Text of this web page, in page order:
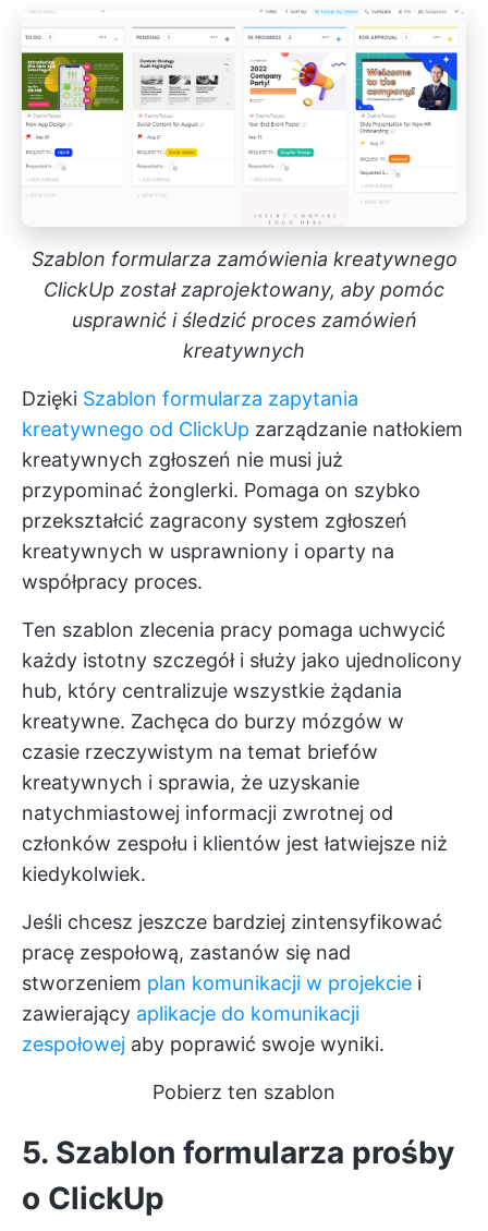
Szablon formularza zamówienia kreatywnego
ClickUp został zaprojektowany, aby pomóc
usprawnić i śledzić proces zamówień
kreatywnych
Dzięki Szablon formularza zapytania
kreatywnego od ClickUp zarządzanie natłokiem
kreatywnych zgłoszeń nie musi już
przypominać żonglerki. Pomaga on szybko
przekształcić zagracony system zgłoszeń
kreatywnych w usprawniony i oparty na
współpracy proces.
Ten szablon zlecenia pracy pomaga uchwycić
każdy istotny szczegół i służy jako ujednolicony
hub, który centralizuje wszystkie żądania
kreatywne. Zachęca do burzy mózgów w
czasie rzeczywistym na temat briefów
kreatywnych i sprawia, że uzyskanie
natychmiastowej informacji zwrotnej od
członków zespołu i klientów jest łatwiejsze niż
kiedykolwiek.
Jeśli chcesz jeszcze bardziej zintensyfikować
pracę zespołową, zastanów się nad
stworzeniem plan komunikacji w projekcie i
zawierający aplikacje do komunikacji
zespołowej aby poprawić swoje wyniki.
Pobierz ten szablon
5. Szablon formularza prośby
o ClickUp